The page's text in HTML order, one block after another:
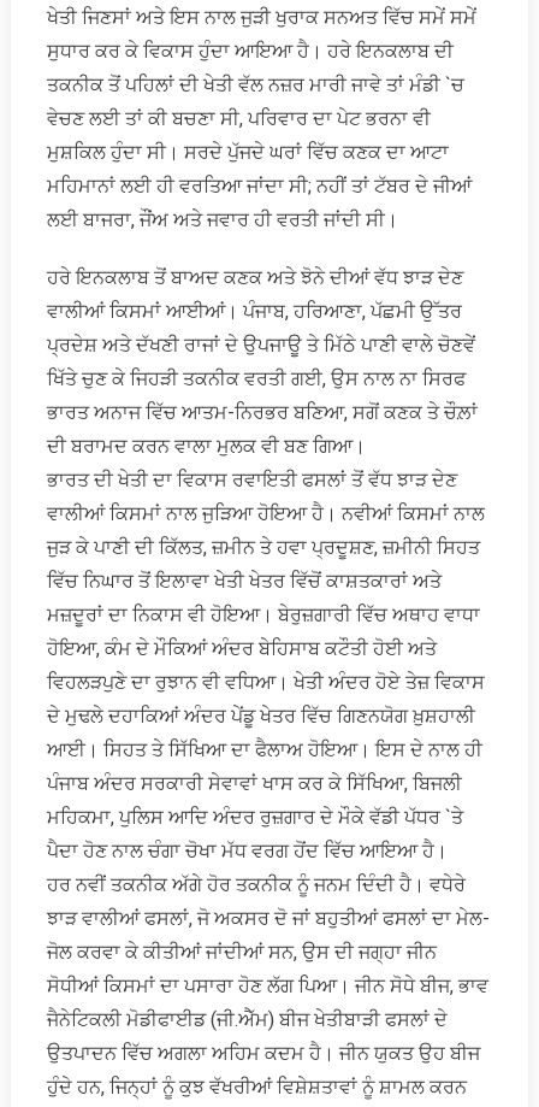
ਵਿਚਲੀਆਂ
ਨਵੀਆਂ
ਤਕਨੀਕਾਂ
ਖ਼ਦਸ਼ੇ
ਅਤੇ
ਹਕੀਕਤਾਂ
ਖੇਤੀ ਜਿਣਸਾਂ ਅਤੇ ਇਸ ਨਾਲ ਜੁੜੀ ਖੁਰਾਕ ਸਨਅਤ ਵਿੱਚ ਸਮੇਂ ਸਮੇਂ
ਸੁਧਾਰ ਕਰ ਕੇ ਵਿਕਾਸ ਹੁੰਦਾ ਆਇਆ ਹੈ। ਹਰੇ ਇਨਕਲਾਬ ਦੀ
ਤਕਨੀਕ ਤੋਂ ਪਹਿਲਾਂ ਦੀ ਖੇਤੀ ਵੱਲ ਨਜ਼ਰ ਮਾਰੀ ਜਾਵੇ ਤਾਂ ਮੰਡੀ `ਚ
ਵੇਚਣ ਲਈ ਤਾਂ ਕੀ ਬਚਣਾ ਸੀ, ਪਰਿਵਾਰ ਦਾ ਪੇਟ ਭਰਨਾ ਵੀ
ਮੁਸ਼ਕਿਲ ਹੁੰਦਾ ਸੀ। ਸਰਦੇ ਪੁੱਜਦੇ ਘਰਾਂ ਵਿੱਚ ਕਣਕ ਦਾ ਆਟਾ
ਮਹਿਮਾਨਾਂ ਲਈ ਹੀ ਵਰਤਿਆ ਜਾਂਦਾ ਸੀ; ਨਹੀਂ ਤਾਂ ਟੱਬਰ ਦੇ ਜੀਆਂ
ਲਈ ਬਾਜਰਾ, ਜੌਂਅ ਅਤੇ ਜਵਾਰ ਹੀ ਵਰਤੀ ਜਾਂਦੀ ਸੀ।
ਹਰੇ ਇਨਕਲਾਬ ਤੋਂ ਬਾਅਦ ਕਣਕ ਅਤੇ ਝੋਨੇ ਦੀਆਂ ਵੱਧ ਝਾੜ ਦੇਣ
ਵਾਲੀਆਂ ਕਿਸਮਾਂ ਆਈਆਂ। ਪੰਜਾਬ, ਹਰਿਆਣਾ, ਪੱਛਮੀ ਉੱਤਰ
ਪ੍ਰਦੇਸ਼ ਅਤੇ ਦੱਖਣੀ ਰਾਜਾਂ ਦੇ ਉਪਜਾਊ ਤੇ ਮਿੱਠੇ ਪਾਣੀ ਵਾਲੇ ਚੋਣਵੇਂ
ਖਿੱਤੇ ਚੁਣ ਕੇ ਜਿਹੜੀ ਤਕਨੀਕ ਵਰਤੀ ਗਈ, ਉਸ ਨਾਲ ਨਾ ਸਿਰਫ
ਭਾਰਤ ਅਨਾਜ ਵਿੱਚ ਆਤਮ-ਨਿਰਭਰ ਬਣਿਆ, ਸਗੋਂ ਕਣਕ ਤੇ ਚੌਲ਼ਾਂ
ਦੀ ਬਰਾਮਦ ਕਰਨ ਵਾਲਾ ਮੁਲਕ ਵੀ ਬਣ ਗਿਆ।
ਭਾਰਤ ਦੀ ਖੇਤੀ ਦਾ ਵਿਕਾਸ ਰਵਾਇਤੀ ਫਸਲਾਂ ਤੋਂ ਵੱਧ ਝਾੜ ਦੇਣ
ਵਾਲੀਆਂ ਕਿਸਮਾਂ ਨਾਲ ਜੁੜਿਆ ਹੋਇਆ ਹੈ। ਨਵੀਆਂ ਕਿਸਮਾਂ ਨਾਲ
ਜੁੜ ਕੇ ਪਾਣੀ ਦੀ ਕਿੱਲਤ, ਜ਼ਮੀਨ ਤੇ ਹਵਾ ਪ੍ਰਦੂਸ਼ਣ, ਜ਼ਮੀਨੀ ਸਿਹਤ
ਵਿੱਚ ਨਿਘਾਰ ਤੋਂ ਇਲਾਵਾ ਖੇਤੀ ਖੇਤਰ ਵਿੱਚੋਂ ਕਾਸ਼ਤਕਾਰਾਂ ਅਤੇ
ਮਜ਼ਦੂਰਾਂ ਦਾ ਨਿਕਾਸ ਵੀ ਹੋਇਆ। ਬੇਰੁਜ਼ਗਾਰੀ ਵਿੱਚ ਅਥਾਹ ਵਾਧਾ
ਹੋਇਆ, ਕੰਮ ਦੇ ਮੌਕਿਆਂ ਅੰਦਰ ਬੇਹਿਸਾਬ ਕਟੌਤੀ ਹੋਈ ਅਤੇ
ਵਿਹਲੜਪੁਣੇ ਦਾ ਰੁਝਾਨ ਵੀ ਵਧਿਆ। ਖੇਤੀ ਅੰਦਰ ਹੋਏ ਤੇਜ਼ ਵਿਕਾਸ
ਦੇ ਮੁਢਲੇ ਦਹਾਕਿਆਂ ਅੰਦਰ ਪੇਂਡੂ ਖੇਤਰ ਵਿੱਚ ਗਿਣਨਯੋਗ ਖ਼ੁਸ਼ਹਾਲੀ
ਆਈ। ਸਿਹਤ ਤੇ ਸਿੱਖਿਆ ਦਾ ਫੈਲਾਅ ਹੋਇਆ। ਇਸ ਦੇ ਨਾਲ ਹੀ
ਪੰਜਾਬ ਅੰਦਰ ਸਰਕਾਰੀ ਸੇਵਾਵਾਂ ਖਾਸ ਕਰ ਕੇ ਸਿੱਖਿਆ, ਬਿਜਲੀ
ਮਹਿਕਮਾ, ਪੁਲਿਸ ਆਦਿ ਅੰਦਰ ਰੁਜ਼ਗਾਰ ਦੇ ਮੌਕੇ ਵੱਡੀ ਪੱਧਰ `ਤੇ
ਪੈਦਾ ਹੋਣ ਨਾਲ ਚੰਗਾ ਚੋਖਾ ਮੱਧ ਵਰਗ ਹੋਂਦ ਵਿੱਚ ਆਇਆ ਹੈ।
ਹਰ ਨਵੀਂ ਤਕਨੀਕ ਅੱਗੇ ਹੋਰ ਤਕਨੀਕ ਨੂੰ ਜਨਮ ਦਿੰਦੀ ਹੈ। ਵਧੇਰੇ
ਝਾੜ ਵਾਲੀਆਂ ਫਸਲਾਂ, ਜੋ ਅਕਸਰ ਦੋ ਜਾਂ ਬਹੁਤੀਆਂ ਫਸਲਾਂ ਦਾ ਮੇਲ-
ਜੋਲ ਕਰਵਾ ਕੇ ਕੀਤੀਆਂ ਜਾਂਦੀਆਂ ਸਨ, ਉਸ ਦੀ ਜਗ੍ਹਾ ਜੀਨ
ਸੋਧੀਆਂ ਕਿਸਮਾਂ ਦਾ ਪਸਾਰਾ ਹੋਣ ਲੱਗ ਪਿਆ। ਜੀਨ ਸੋਧੇ ਬੀਜ, ਭਾਵ
ਜੈਨੇਟਿਕਲੀ ਮੋਡੀਫਾਈਡ (ਜੀ.ਐੱਮ) ਬੀਜ ਖੇਤੀਬਾੜੀ ਫਸਲਾਂ ਦੇ
ਉਤਪਾਦਨ ਵਿੱਚ ਅਗਲਾ ਅਹਿਮ ਕਦਮ ਹੈ। ਜੀਨ ਯੁਕਤ ਉਹ ਬੀਜ
ਹੁੰਦੇ ਹਨ, ਜਿਨ੍ਹਾਂ ਨੂੰ ਕੁਝ ਵੱਖਰੀਆਂ ਵਿਸ਼ੇਸ਼ਤਾਵਾਂ ਨੂੰ ਸ਼ਾਮਲ ਕਰਨ